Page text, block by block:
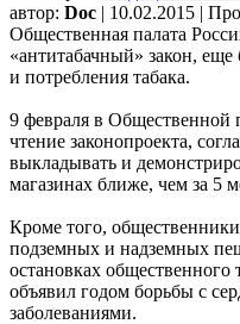
автор: Doc | 10.02.2015 |
Общественная палата
«антитабачный» закон,
и потребления табака.
9 февраля в Общественной
чтение законопроекта,
выкладывать и
магазинах ближе, чем за 5
Кроме того,
подземных и надземных
остановках общественного
объявил годом борьбы с
заболеваниями.